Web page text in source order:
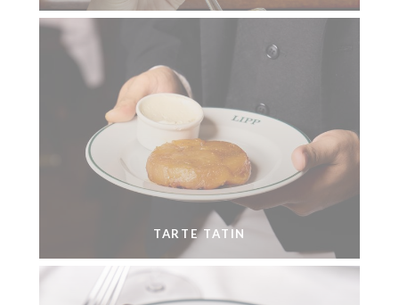
TARTE TATIN